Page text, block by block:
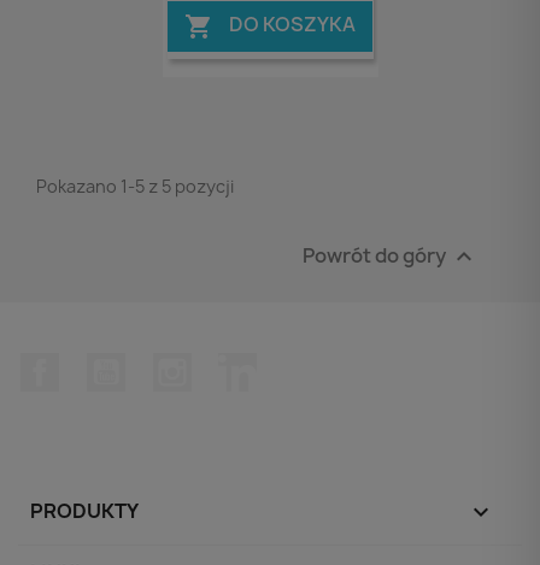
 DO KOSZYKA
Pokazano 1-5 z 5 pozycji
Powrót do góry 
PRODUKTY 